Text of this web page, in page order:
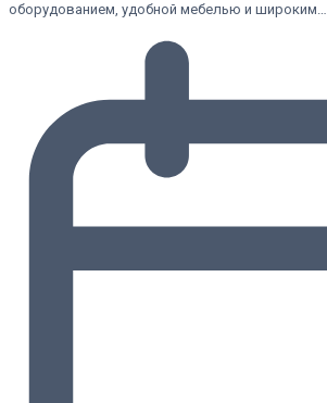
оборудованием, удобной мебелью и широким…